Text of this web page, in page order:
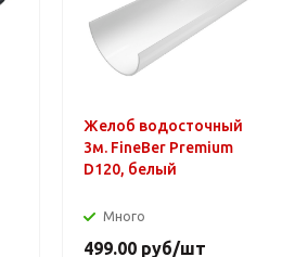
Желоб водосточный
3м. FineBer Premium
D120, белый
Много
499.00 руб/шт